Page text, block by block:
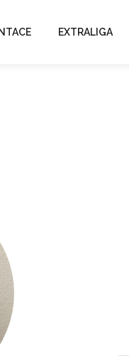
EXTRALIGA